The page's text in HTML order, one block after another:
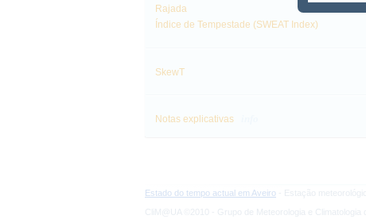
Rajada
Índice de Tempestade (SWEAT Index)
SkewT
Notas explicativas
Estado do tempo actual em Aveiro - Estação
CliM@UA ©2010 - Grupo de Meteorologia e